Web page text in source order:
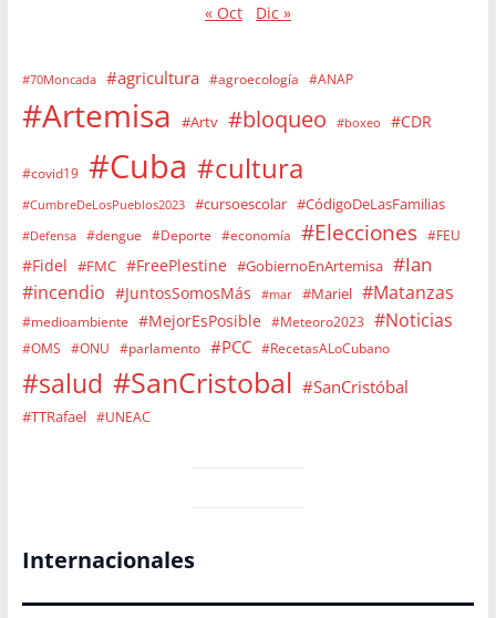
« Oct Dic »
#70Moncada #agricultura #agroecología #ANAP
#Artemisa #Artv #bloqueo #boxeo #CDR
#covid19 #Cuba #cultura
#CumbreDeLosPueblos2023 #cursoescolar #CódigoDeLasFamilias
#Defensa #dengue #Deporte #economía #Elecciones #FEU
#Fidel #FMC #FreePlestine #GobiernoEnArtemisa #Ian
#incendio #JuntosSomosMás #mar #Mariel #Matanzas
#medioambiente #MejorEsPosible #Meteoro2023 #Noticias
#OMS #ONU #parlamento #PCC #RecetasALoCubano
#salud #SanCristobal #SanCristóbal
#TTRafael #UNEAC
Internacionales